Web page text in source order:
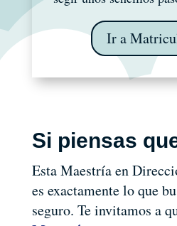
Ir a
Si piensas
Esta Maestría en
es exactamente lo que
seguro. Te invitamos a